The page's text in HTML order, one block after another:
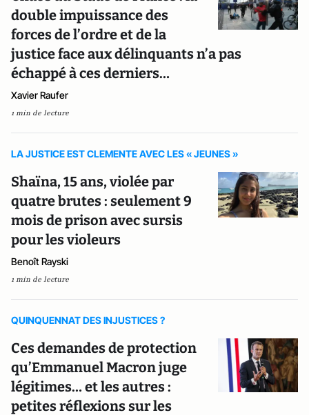
double impuissance des
forces de l’ordre et de la
justice face aux délinquants n’a pas
échappé à ces derniers…
Xavier Raufer
1 min de lecture
LA JUSTICE EST CLEMENTE AVEC LES « JEUNES »
Shaïna, 15 ans, violée par
quatre brutes : seulement 9
mois de prison avec sursis
pour les violeurs
Benoît Rayski
1 min de lecture
QUINQUENNAT DES INJUSTICES ?
Ces demandes de protection
qu’Emmanuel Macron juge
légitimes… et les autres :
petites réflexions sur les